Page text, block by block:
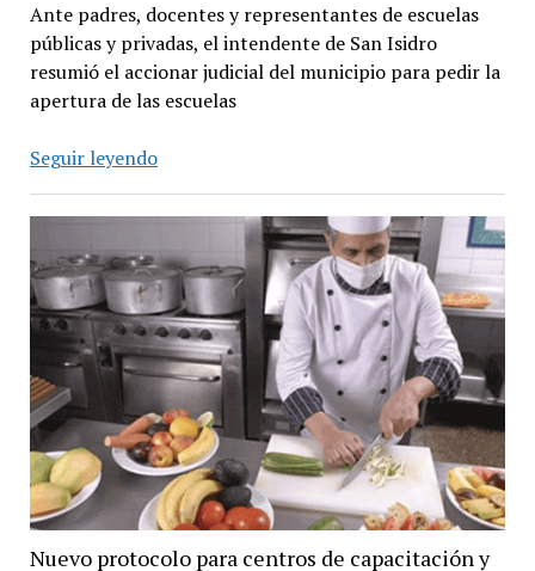
Ante padres, docentes y representantes de escuelas
públicas y privadas, el intendente de San Isidro
resumió el accionar judicial del municipio para pedir la
apertura de las escuelas
Seguir leyendoPosse
la
judicial
del
amparo
sobre
clases
presenciales
Nuevo protocolo para centros de capacitación y